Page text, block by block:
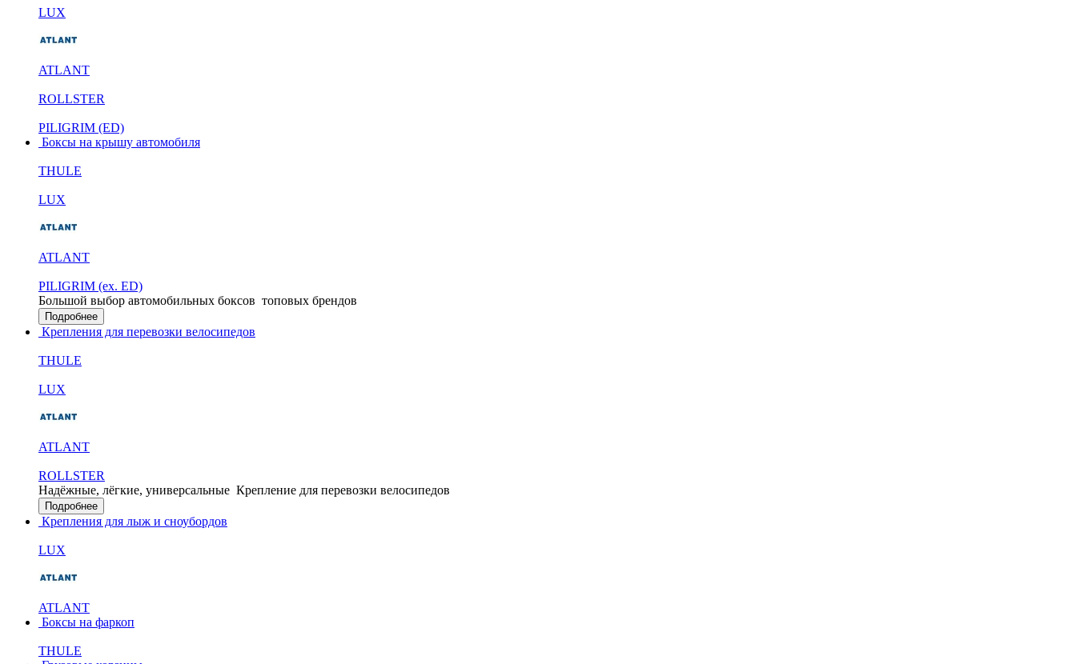
LUX
ATLANT
ROLLSTER
PILIGRIM (ED)
Боксы на крышу автомобиля
THULE
LUX
ATLANT
PILIGRIM (ex. ED)
Большой выбор автомобильных боксов топовых брендов
Подробнее
Крепления для перевозки велосипедов
THULE
LUX
ATLANT
ROLLSTER
Надёжные, лёгкие, универсальные Крепление для перевозки велосипедов
Подробнее
Крепления для лыж и сноубордов
LUX
ATLANT
Боксы на фаркоп
THULE